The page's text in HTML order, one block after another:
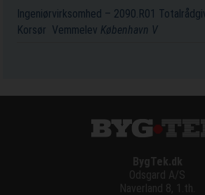
Ingeniørvirksomhed – 2090.R01
Korsør ­ Vemmelev København V
BygTek.dk
Odsgard A/S
Naverland 8, 1.th.